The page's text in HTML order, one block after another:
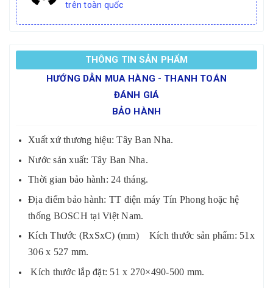
trên toàn quốc
THÔNG TIN SẢN PHẨM
HƯỚNG DẪN MUA HÀNG - THANH TOÁN
ĐÁNH GIÁ
BẢO HÀNH
Xuất xứ thương hiệu: Tây Ban Nha.
Nước sản xuất: Tây Ban Nha.
Thời gian bảo hành: 24 tháng.
Địa điểm bảo hành: TT điện máy Tín Phong hoặc hệ
thống BOSCH tại Việt Nam.
Kích Thước (RxSxC) (mm) Kích thước sản phẩm: 51x
306 x 527 mm.
Kích thước lắp đặt: 51 x 270×490-500 mm.